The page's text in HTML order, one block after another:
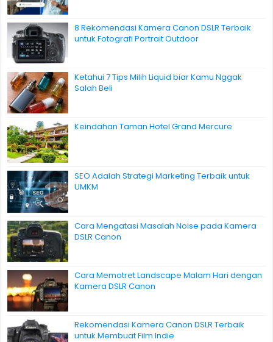
8 Rekomendasi Kamera Canon DSLR Terbaik
untuk Fotografi Portrait Outdoor
Ketahui 7 Tips Milih Liquid biar Kamu Nggak
Salah Beli
Keindahan Taman Hotel Grand Mercure
SEO Adalah Strategi Marketing Terbaik untuk
UMKM
Cara Mengatasi Masalah Noise pada Kamera
DSLR Canon
Cara Memotret Landscape Malam Hari dengan
Kamera DSLR Canon
Rekomendasi Kamera Canon DSLR Terbaik
untuk Membuat Film Indie